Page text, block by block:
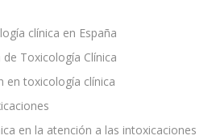
clínica en España
Toxicología Clínica
en toxicología clínica
en la atención a las intoxicaciones